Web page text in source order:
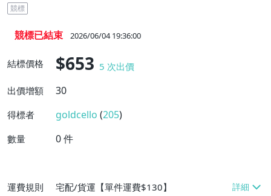
競標
競標已結束 2026/06/04 19:36:00
結標價格 $653 5 次出價
出價增額
30
得標者 goldcello (205)
數量 0件
運費規則
宅配/貨運【單件運費$130】